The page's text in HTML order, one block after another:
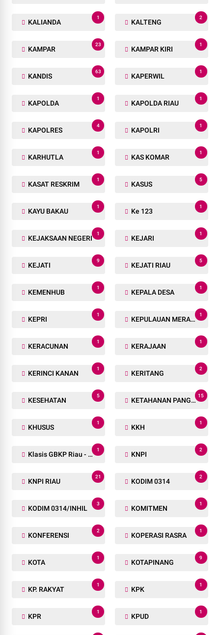
KALIANDA
1
KALTENG
2
KAMPAR
23
KAMPAR KIRI
1
KANDIS
63
KAPERWIL
1
KAPOLDA
1
KAPOLDA RIAU
1
KAPOLRES
4
KAPOLRI
1
KARHUTLA
1
KAS KOMAR
1
KASAT RESKRIM
1
KASUS
5
KAYU BAKAU
1
Ke 123
1
KEJAKSAAN NEGERI
1
KEJARI
1
KEJATI
9
KEJATI RIAU
5
KEMENHUB
1
KEPALA DESA
1
KEPRI
1
KEPULAUAN MERANTI
1
KERACUNAN
1
KERAJAAN
1
KERINCI KANAN
1
KERITANG
2
KESEHATAN
5
KETAHANAN PANGAN
15
KHUSUS
1
KKH
1
Klasis GBKP Riau - Sumbar.
1
KNPI
2
KNPI RIAU
21
KODIM 0314
2
KODIM 0314/INHIL
3
KOMITMEN
1
KONFERENSI
2
KOPERASI RASRA
1
KOTA
1
KOTAPINANG
9
KP. RAKYAT
1
KPK
1
KPR
1
KPUD
1